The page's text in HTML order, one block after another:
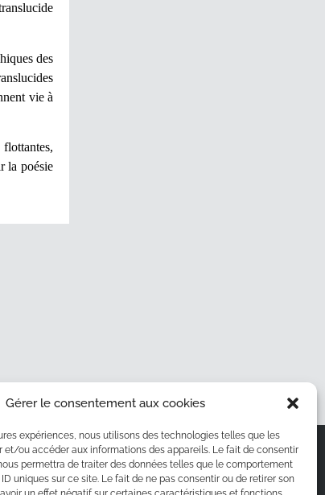
Gérer le consentement aux cookies
expériences, nous utilisons des technologies telles que les
et/ou accéder aux informations des appareils. Le fait de consentir
permettra de traiter des données telles que le comportement
uniques sur ce site. Le fait de ne pas consentir ou de retirer son
des
vie à
la poésie
SUIVEZ-MOI SUR LES RÉSEAUX